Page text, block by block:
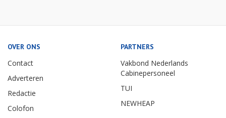
OVER ONS
Contact
Adverteren
Redactie
Colofon
PARTNERS
Vakbond Nederlands
Cabinepersoneel
TUI
NEWHEAP